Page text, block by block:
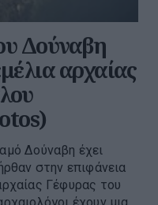
Δούναβη
αρχαίας
Δούναβη έχει
στην επιφάνεια
Γέφυρας του